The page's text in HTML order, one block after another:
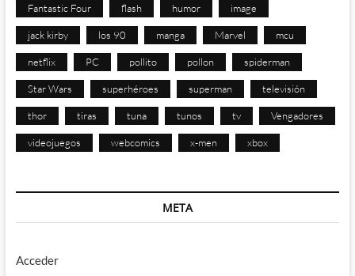
Fantastic Four flash humor image
jack kirby los 90 manga Marvel mcu
netflix PC pollito pollon spiderman
Star Wars superhéroes superman televisión
thor tiras tuna tunos tv Vengadores
videojuegos webcomics x-men xbox
META
Acceder